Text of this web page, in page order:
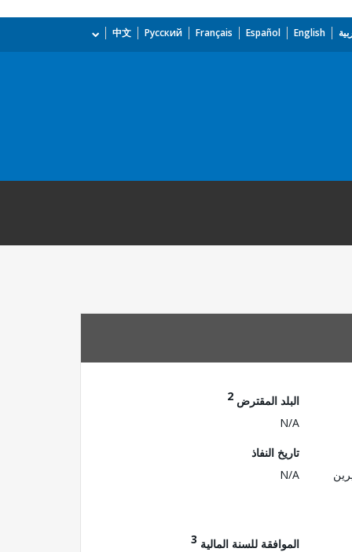
English
Español
Français
Русский
中文
البلد المقترض 2
N/A
تاريخ النفاذ
N/A
الموافقة للسنة المالية 3